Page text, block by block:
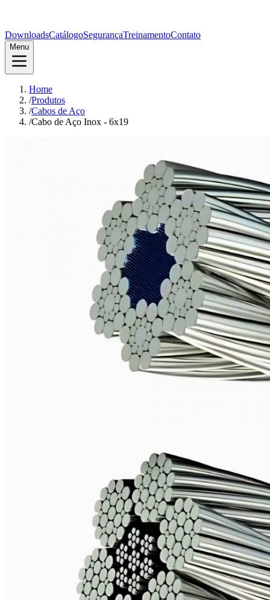
DownloadsCatálogoSegurançaTreinamentoContato
Menu
Home
/Produtos
/Cabos de Aço
/Cabo de Aço Inox - 6x19